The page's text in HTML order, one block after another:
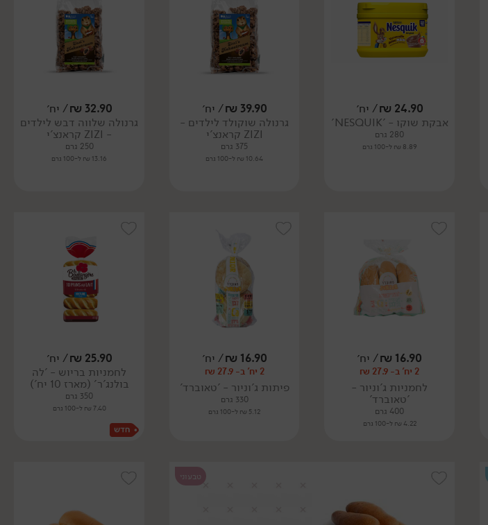
24.90
₪/ יח׳
אבקת שוקו - 'NESQUIK'
280 גרם
8.89 ₪ ל-100 גרם
39.90
₪/ יח׳
גרנולה שוקולד לילדים -
ZIZI קראנצ'י
375 גרם
10.64 ₪ ל-100 גרם
32.90
₪/ יח׳
גרנולה שלווה דבש לילדים
- ZIZI קראנצ'י
250 גרם
13.16 ₪ ל-100 גרם
16.90
₪/ יח׳
2 יח' ב- 27.9 ₪
לחמניות ג'וניור -
'טאוברד'
400 גרם
4.22 ₪ ל-100 גרם
16.90
₪/ יח׳
2 יח' ב- 27.9 ₪
פיתות ג'וניור - 'טאוברד'
330 גרם
5.12 ₪ ל-100 גרם
25.90
₪/ יח׳
לחמניות בריוש - 'לה
בולנג'ר' (מארז 10 יח')
350 גרם
7.40 ₪ ל-100 גרם
טבעוני